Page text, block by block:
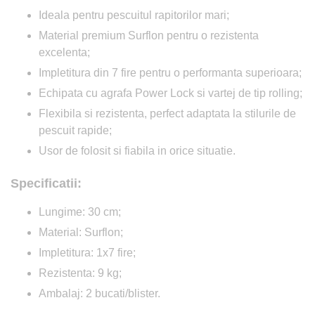
Ideala pentru pescuitul rapitorilor mari;
Material premium Surflon pentru o rezistenta
excelenta;
Impletitura din 7 fire pentru o performanta superioara;
Echipata cu agrafa Power Lock si vartej de tip rolling;
Flexibila si rezistenta, perfect adaptata la stilurile de
pescuit rapide;
Usor de folosit si fiabila in orice situatie.
Specificatii:
Lungime: 30 cm;
Material: Surflon;
Impletitura: 1x7 fire;
Rezistenta: 9 kg;
Ambalaj: 2 bucati/blister.